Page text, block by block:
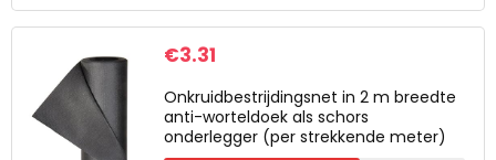
€3.31
Onkruidbestrijdingsnet in 2 m breedte
anti-worteldoek als schors
onderlegger (per strekkende meter)